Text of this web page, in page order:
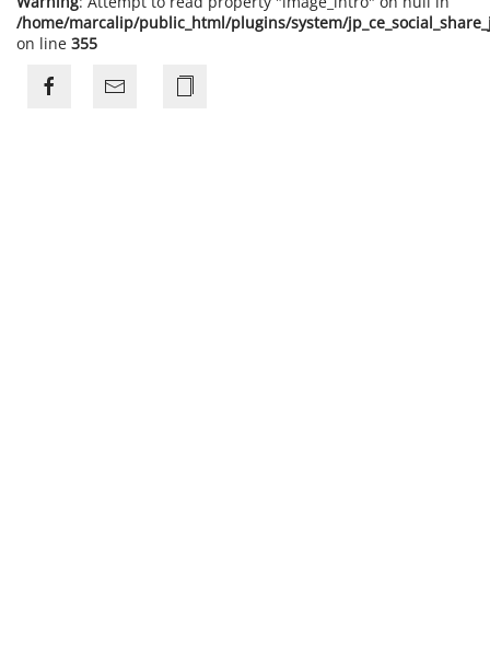
/home/marcalip/public_html/plugins/system/
on line 355